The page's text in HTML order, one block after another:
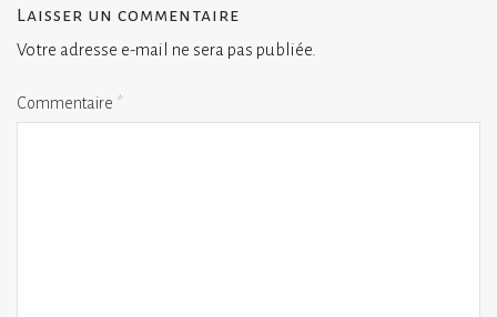
Laisser un commentaire
Votre adresse e-mail ne sera pas publiée.
Commentaire *